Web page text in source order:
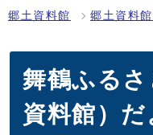
郷土資料館 郷土資料
舞鶴ふる
資料館）